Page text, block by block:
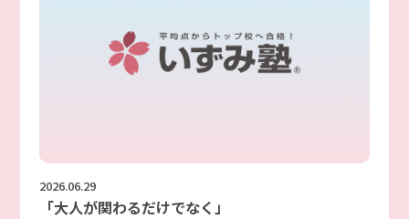
2026.06.29
「大人が関わるだけでなく」